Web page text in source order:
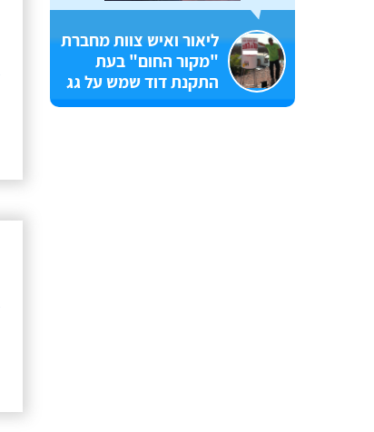
ליאור ואיש צוות מחברת
"מקור החום" בעת
התקנת דוד שמש על גג